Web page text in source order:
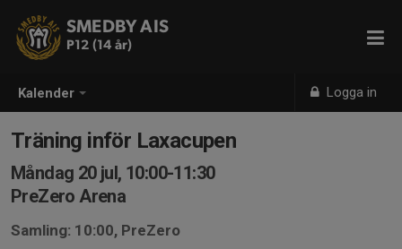
Kalender Logga in
SMEDBY AIS
P12 (14 år)
Träning inför Laxacupen
Måndag 20 jul, 10:00-11:30
PreZero Arena
Samling: 10:00, PreZero